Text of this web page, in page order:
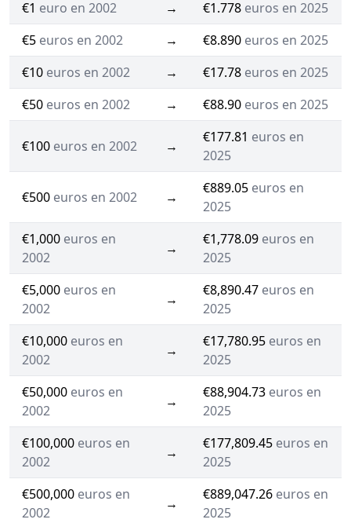
€1 euro en 2002 → €1.778 euros en 2025
€5 euros en 2002 → €8.890 euros en 2025
€10 euros en 2002 → €17.78 euros en 2025
€50 euros en 2002 → €88.90 euros en 2025
€100 euros en 2002 →
€177.81 euros en
2025
€500 euros en 2002 →
€889.05 euros en
2025
€1,000 euros en
2002
→
€1,778.09 euros en
2025
€5,000 euros en
2002
→
€8,890.47 euros en
2025
€10,000 euros en
2002
→
€17,780.95 euros en
2025
€50,000 euros en
2002
→
€88,904.73 euros en
2025
€100,000 euros en
2002
→
€177,809.45 euros en
2025
€500,000 euros en
2002
→
€889,047.26 euros en
2025